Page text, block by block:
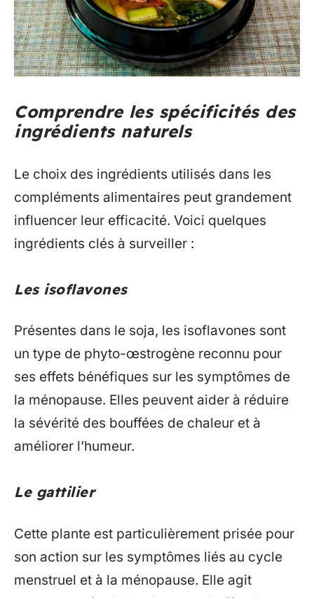
Comprendre les spécificités des
ingrédients naturels
Le choix des ingrédients utilisés dans les
compléments alimentaires peut grandement
influencer leur efficacité. Voici quelques
ingrédients clés à surveiller :
Les isoflavones
Présentes dans le soja, les isoflavones sont
un type de phyto-œstrogène reconnu pour
ses effets bénéfiques sur les symptômes de
la ménopause. Elles peuvent aider à réduire
la sévérité des bouffées de chaleur et à
améliorer l’humeur.
Le gattilier
Cette plante est particulièrement prisée pour
son action sur les symptômes liés au cycle
menstruel et à la ménopause. Elle agit